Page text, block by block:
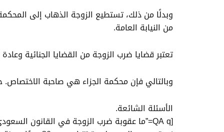
وبدلًا من ذلك، تستطيع الزوجة الذهاب إلى
من النيابة العامة.
تعتبر قضايا ضرب الزوجة من القضايا الجنائية
وبالتالي فإن محكمة الجزاء هي صاحبة
الأسئلة الشائعة.